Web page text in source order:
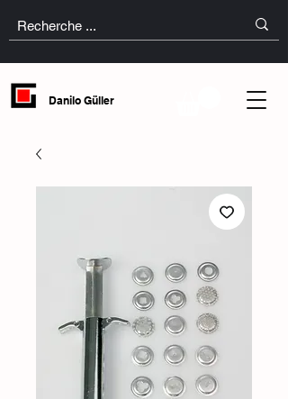
Danilo Güller